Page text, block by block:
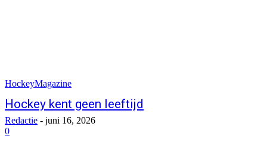
HockeyMagazine
Hockey kent geen leeftijd
Redactie - juni 16, 2026
0